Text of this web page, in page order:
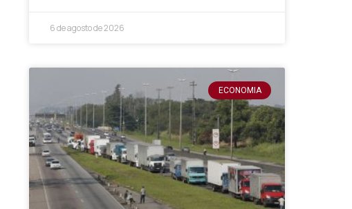
6 de agosto de 2026
ECONOMIA